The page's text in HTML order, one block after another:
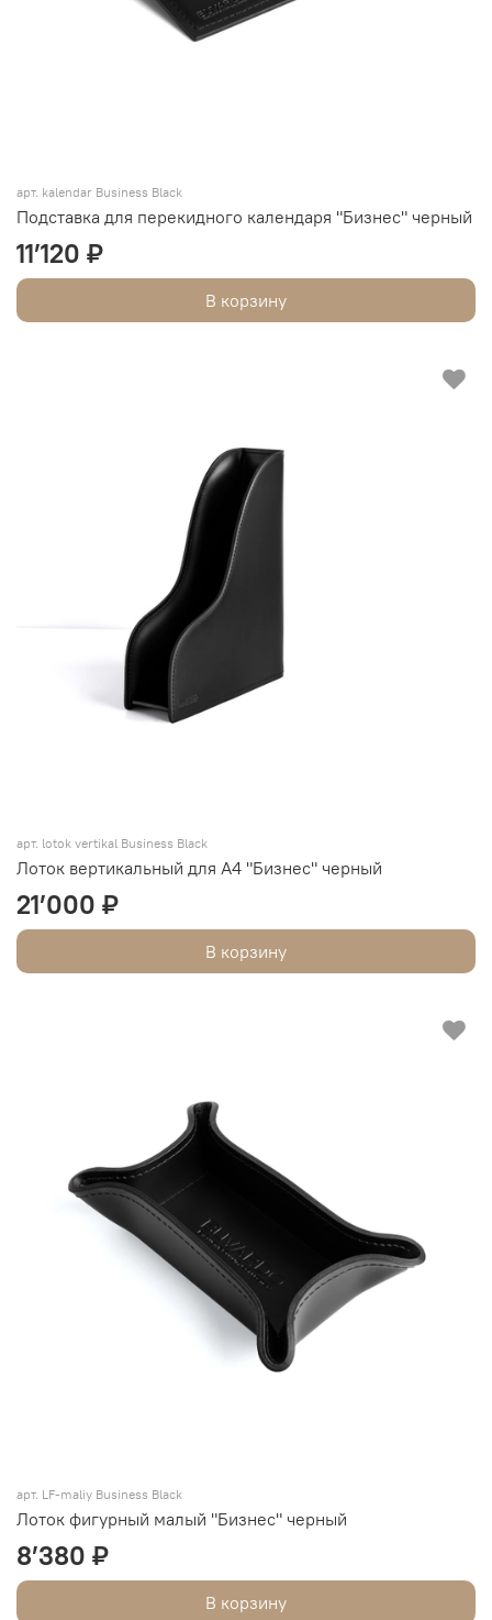
арт. kalendar Business Black
Подставка для перекидного календаря "Бизнес" черный
11’120 ₽
В корзину
арт. lotok vertikal Business Black
Лоток вертикальный для А4 "Бизнес" черный
21’000 ₽
В корзину
арт. LF-maliy Business Black
Лоток фигурный малый "Бизнес" черный
8’380 ₽
В корзину